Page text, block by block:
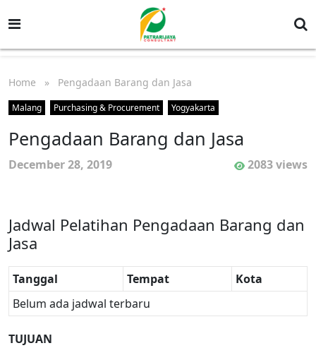
Home » Pengadaan Barang dan Jasa
Malang Purchasing & Procurement Yogyakarta
Pengadaan Barang dan Jasa
December 28, 2019 2083 views
Jadwal Pelatihan Pengadaan Barang dan
Jasa
Tanggal Tempat
Kota
Belum ada jadwal terbaru
TUJUAN